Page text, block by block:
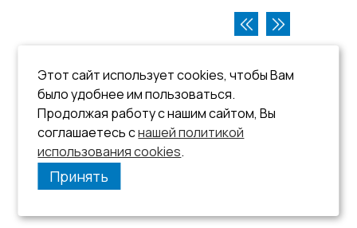
Этот сайт использует cookies, чтобы Вам
было удобнее им пользоваться.
Продолжая работу с нашим сайтом, Вы
соглашаетесь снашей политикой
использования cookies.
Принять